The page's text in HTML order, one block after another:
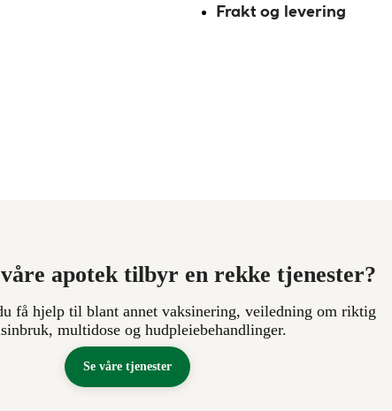
Frakt og levering
apotek tilbyr en rekke tjenester?
få hjelp til blant annet vaksinering, veiledning om riktig
multidose og hudpleiebehandlinger.
Se våre tjenester